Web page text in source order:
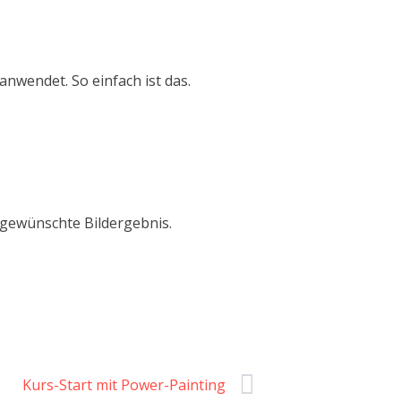
So einfach ist das.
Bildergebnis.
Kurs-Start mit Power-Painting